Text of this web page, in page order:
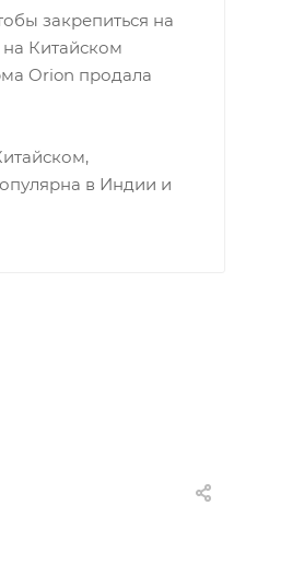
закрепиться на
Китайском
Orion продала
в Индии и